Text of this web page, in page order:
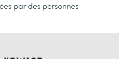
par des personnes